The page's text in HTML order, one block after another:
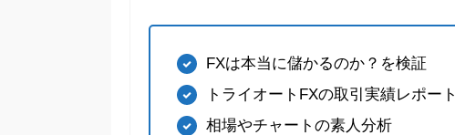
FXは本当に儲かるのか？を検証
トライオートFXの取引実績レポート
相場やチャートの素人分析